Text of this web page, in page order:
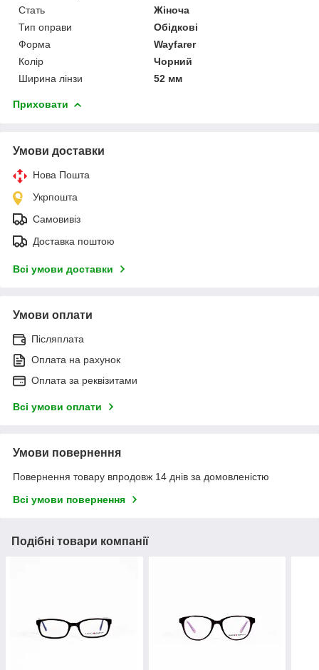
Стать
Жіноча
Тип оправи
Обідкові
Форма
Wayfarer
Колір
Чорний
Ширина лінзи
52 мм
Приховати
Умови доставки
Нова Пошта
Укрпошта
Самовивіз
Доставка поштою
Всі умови доставки
Умови оплати
Післяплата
Оплата на рахунок
Оплата за реквізитами
Всі умови оплати
Умови повернення
Повернення товару впродовж 14 днів за домовленістю
Всі умови повернення
Подібні товари компанії